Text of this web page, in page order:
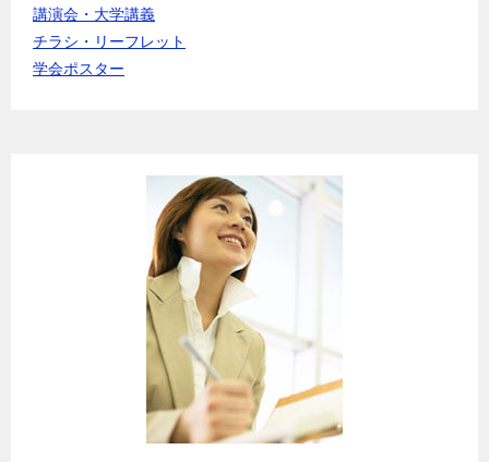
講演会・大学講義
チラシ・リーフレット
学会ポスター